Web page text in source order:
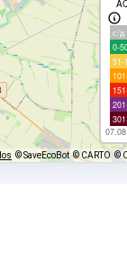
с/д
0-
51-
© SaveEcoBot © CARTO ©